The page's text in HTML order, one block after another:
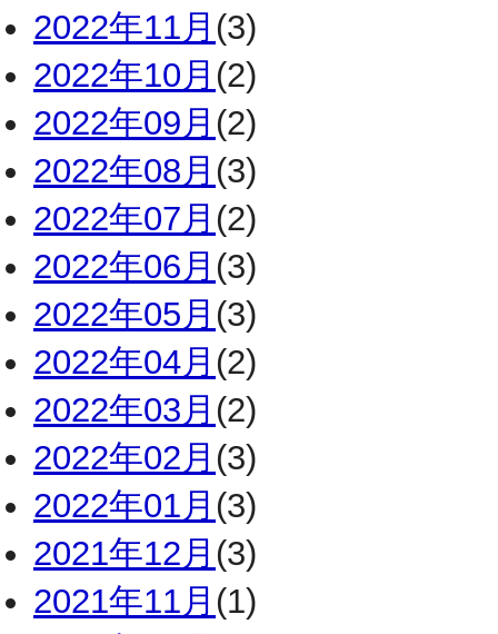
2022年11月 (3)
2022年10月 (2)
2022年09月 (2)
2022年08月 (3)
2022年07月 (2)
2022年06月 (3)
2022年05月 (3)
2022年04月 (2)
2022年03月 (2)
2022年02月 (3)
2022年01月 (3)
2021年12月 (3)
2021年11月 (1)